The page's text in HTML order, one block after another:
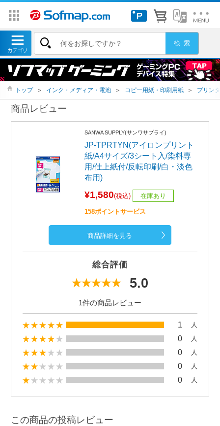
トップ ＞ インク・メディア・電池 ＞ コピー用紙・印刷用紙 ＞ プリン
商品レビュー
SANWA SUPPLY(サンワサプライ)
JP-TPRTYN(アイロンプリント
紙/A4サイズ/3シート入/染料専
用/仕上紙付/反転印刷/白・淡色
布用)
¥1,580(税込) 在庫あり
158ポイントサービス
商品詳細を見る
総合評価
5.0
1件の商品レビュー
1 人
0 人
0 人
0 人
0 人
この商品の投稿レビュー